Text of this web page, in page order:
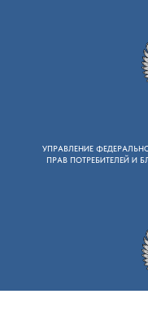
УПРАВЛЕНИЕ
ПРАВ ПОТРЕБИТЕЛЕЙ И